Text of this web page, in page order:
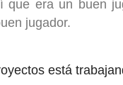
que era un buen
jugador.
está